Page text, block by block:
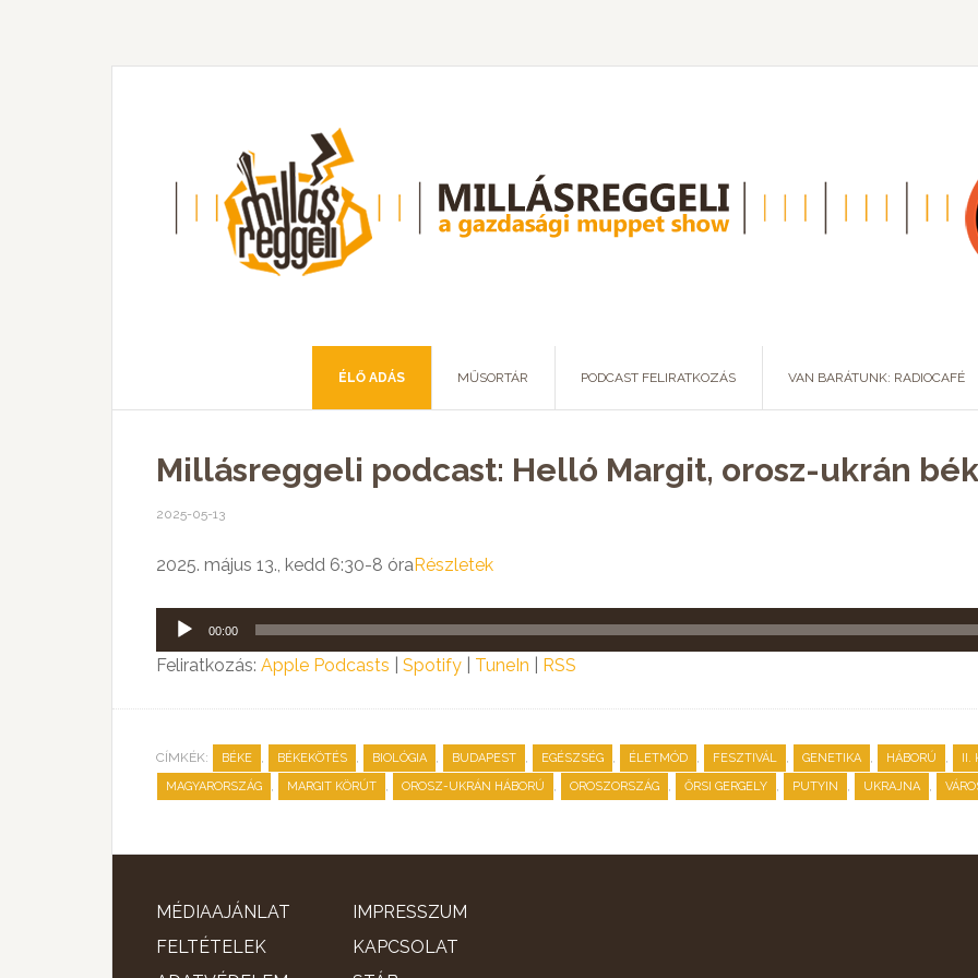
ÉLŐ ADÁS MŰSORTÁR PODCAST FELIRATKOZÁS VAN BARÁTUNK: RADIOCAFÉ
Millásreggeli podcast: Helló Margit, orosz-ukrán
2025-05-13
2025. május 13., kedd 6:30-8 óraRészletek
Audió
lejátszó
00:00
Feliratkozás: Apple Podcasts Spotify TuneIn RSS
CÍMKÉK: BÉKE , BÉKEKÖTÉS , BIOLÓGIA , BUDAPEST , EGÉSZSÉG , ÉLETMÓD , FESZTIVÁL , GENETIKA , HÁBORÚ , II.
MAGYARORSZÁG , MARGIT KÖRÚT , OROSZ-UKRÁN HÁBORÚ , OROSZORSZÁG , ŐRSI GERGELY , PUTYIN , UKRAJNA ,
MÉDIAAJÁNLAT
FELTÉTELEK
IMPRESSZUM
KAPCSOLAT